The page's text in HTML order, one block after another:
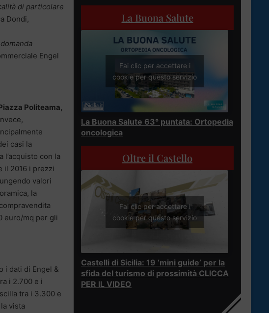
di particolare
Dondi,
Engel
Politeama,
casi la
con la
il 2016 i prezzi
valori
la
euro/mq per gli
i dati di Engel &
i 2.700 e i
tra i 3.300 e
vista
La Buona Salute
Fai clic per accettare i
cookie per questo servizio
La Buona Salute 63° puntata: Ortopedia
oncologica
Oltre il Castello
Fai clic per accettare i
cookie per questo servizio
Castelli di Sicilia: 19 ‘mini guide’ per la
sfida del turismo di prossimità CLICCA
PER IL VIDEO